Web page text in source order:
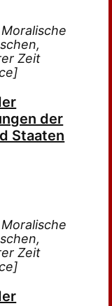
Zeit
der
Staaten
Zeit